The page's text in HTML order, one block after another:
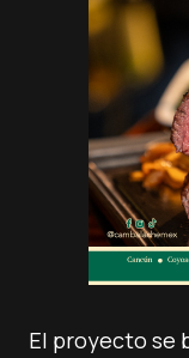
El proyecto se